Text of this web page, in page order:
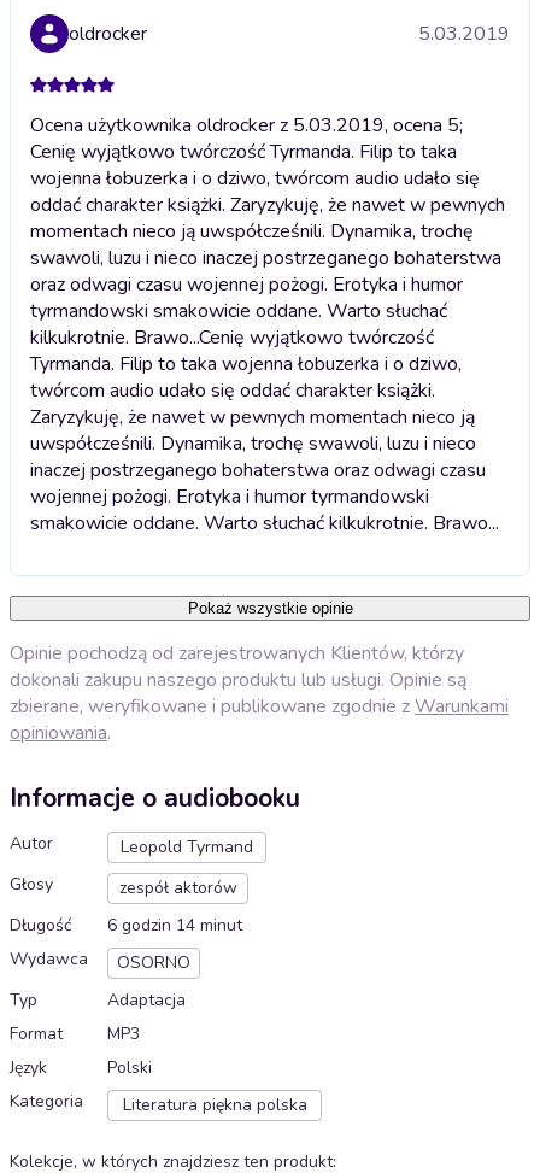
oldrocker 5.03.2019
Ocena użytkownika oldrocker z 5.03.2019, ocena 5;
Cenię wyjątkowo twórczość Tyrmanda. Filip to taka
wojenna łobuzerka i o dziwo, twórcom audio udało się
oddać charakter książki. Zaryzykuję, że nawet w pewnych
momentach nieco ją uwspółcześnili. Dynamika, trochę
swawoli, luzu i nieco inaczej postrzeganego bohaterstwa
oraz odwagi czasu wojennej pożogi. Erotyka i humor
tyrmandowski smakowicie oddane. Warto słuchać
kilkukrotnie. Brawo...Cenię wyjątkowo twórczość
Tyrmanda. Filip to taka wojenna łobuzerka i o dziwo,
twórcom audio udało się oddać charakter książki.
Zaryzykuję, że nawet w pewnych momentach nieco ją
uwspółcześnili. Dynamika, trochę swawoli, luzu i nieco
inaczej postrzeganego bohaterstwa oraz odwagi czasu
wojennej pożogi. Erotyka i humor tyrmandowski
smakowicie oddane. Warto słuchać kilkukrotnie. Brawo...
Pokaż wszystkie opinie
Opinie pochodzą od zarejestrowanych Klientów, którzy
dokonali zakupu naszego produktu lub usługi. Opinie są
zbierane, weryfikowane i publikowane zgodnie zWarunkami
opiniowania.
Informacje o audiobooku
Autor
Leopold Tyrmand
Głosy
zespół aktorów
Długość
6 godzin 14 minut
Wydawca
OSORNO
Typ
Adaptacja
Format
MP3
Język
Polski
Kategoria
Literatura piękna polska
Kolekcje, w których znajdziesz ten produkt: